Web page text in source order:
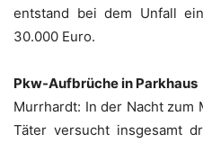
entstand bei dem Unfall
30.000 Euro.
Pkw-Aufbrüche in Parkhaus
Murrhardt: In der Nacht zum
Täter versucht insgesamt